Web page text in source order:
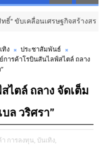
อนเศรษฐกิจสร้างสรรค์ การศึ
ทิง
ประชาสัมพันธ์
การค้าโรบินสันไลฟ์สไตล์ ถลาง
ไตล์ ถลาง จัดเต็ม
ล วริศรา”
การลงทุน, บันเทิง,